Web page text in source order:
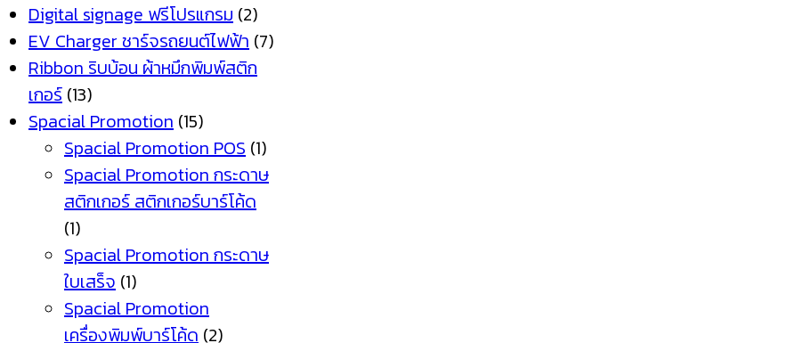
Digital signage ฟรีโปรแกรม (2)
EV Charger ชาร์จรถยนต์ไฟฟ้า (7)
Ribbon ริบบ้อน ผ้าหมึกพิมพ์สติก
เกอร์ (13)
Spacial Promotion (15)
Spacial Promotion POS (1)
Spacial Promotion กระดาษ
สติกเกอร์ สติกเกอร์บาร์โค้ด
(1)
Spacial Promotion กระดาษ
ใบเสร็จ (1)
Spacial Promotion
เครื่องพิมพ์บาร์โค้ด (2)